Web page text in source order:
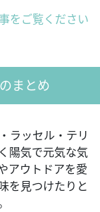
をご覧ください
まとめ
ラッセル・テリ
陽気で元気な気
アウトドアを愛
を見つけたりと